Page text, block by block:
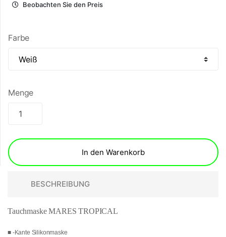
Beobachten Sie den Preis
Farbe
Menge
In den Warenkorb
BESCHREIBUNG
Tauchmaske MARES TROPICAL
■ -Kante Silikonmaske